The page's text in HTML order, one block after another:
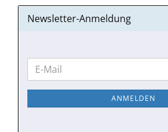
Newsletter-Anmeldung
WEITER
ZUR
NEWSLETTER-
E-
Mail
ANMELDEN